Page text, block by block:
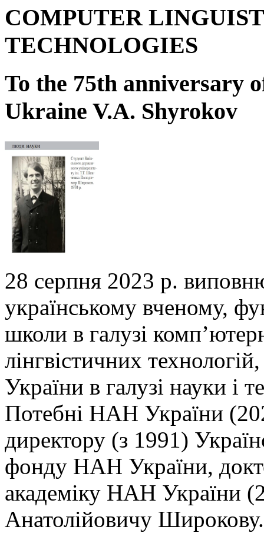
COMPUTER
TECHNOLOGIES
To the 75th anniversary
Ukraine V.A. Shyrokov
28 серпня 2023 р.
українському вченому,
школи в галузі
лінгвістичних
України в галузі науки і
Потебні НАН України
директору (з 1991)
фонду НАН України,
академіку НАН України
Анатолійовичу Широкову.